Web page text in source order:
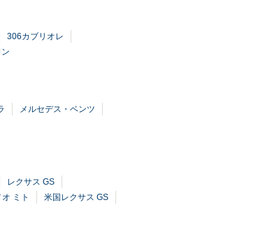
306カブリオレ
メルセデス・ベンツ
レクサス GS
ミト
米国レクサス GS